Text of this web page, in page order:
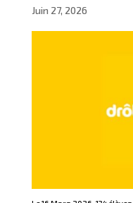
Juin 27, 2026